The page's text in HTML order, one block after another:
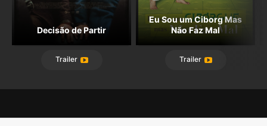
Decisão de Partir
Trailer
Eu Sou um Ciborg Mas
Não Faz Mal
Trailer